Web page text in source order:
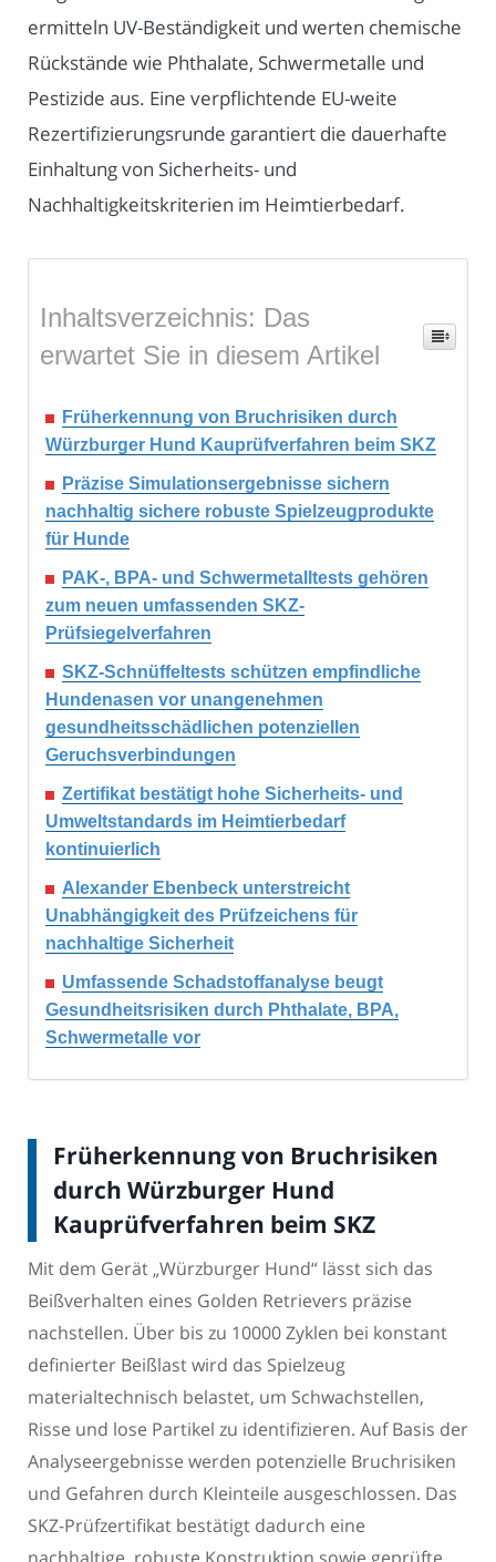
ermitteln UV-Beständigkeit und werten chemische
Rückstände wie Phthalate, Schwermetalle und
Pestizide aus. Eine verpflichtende EU-weite
Rezertifizierungsrunde garantiert die dauerhafte
Einhaltung von Sicherheits- und
Nachhaltigkeitskriterien im Heimtierbedarf.
Inhaltsverzeichnis: Das
erwartet Sie in diesem Artikel
Früherkennung von Bruchrisiken durch
Würzburger Hund Kauprüfverfahren beim SKZ
Präzise Simulationsergebnisse sichern
nachhaltig sichere robuste Spielzeugprodukte
für Hunde
PAK-, BPA- und Schwermetalltests gehören
zum neuen umfassenden SKZ-
Prüfsiegelverfahren
SKZ-Schnüffeltests schützen empfindliche
Hundenasen vor unangenehmen
gesundheitsschädlichen potenziellen
Geruchsverbindungen
Zertifikat bestätigt hohe Sicherheits- und
Umweltstandards im Heimtierbedarf
kontinuierlich
Alexander Ebenbeck unterstreicht
Unabhängigkeit des Prüfzeichens für
nachhaltige Sicherheit
Umfassende Schadstoffanalyse beugt
Gesundheitsrisiken durch Phthalate, BPA,
Schwermetalle vor
Früherkennung von Bruchrisiken
durch Würzburger Hund
Kauprüfverfahren beim SKZ
Mit dem Gerät „Würzburger Hund“ lässt sich das
Beißverhalten eines Golden Retrievers präzise
nachstellen. Über bis zu 10000 Zyklen bei konstant
definierter Beißlast wird das Spielzeug
materialtechnisch belastet, um Schwachstellen,
Risse und lose Partikel zu identifizieren. Auf Basis der
Analyseergebnisse werden potenzielle Bruchrisiken
und Gefahren durch Kleinteile ausgeschlossen. Das
SKZ-Prüfzertifikat bestätigt dadurch eine